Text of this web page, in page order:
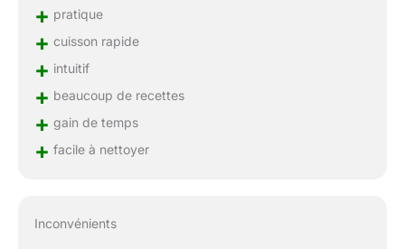
+ pratique
+ cuisson rapide
+ intuitif
+ beaucoup de recettes
+ gain de temps
+ facile à nettoyer
Inconvénients